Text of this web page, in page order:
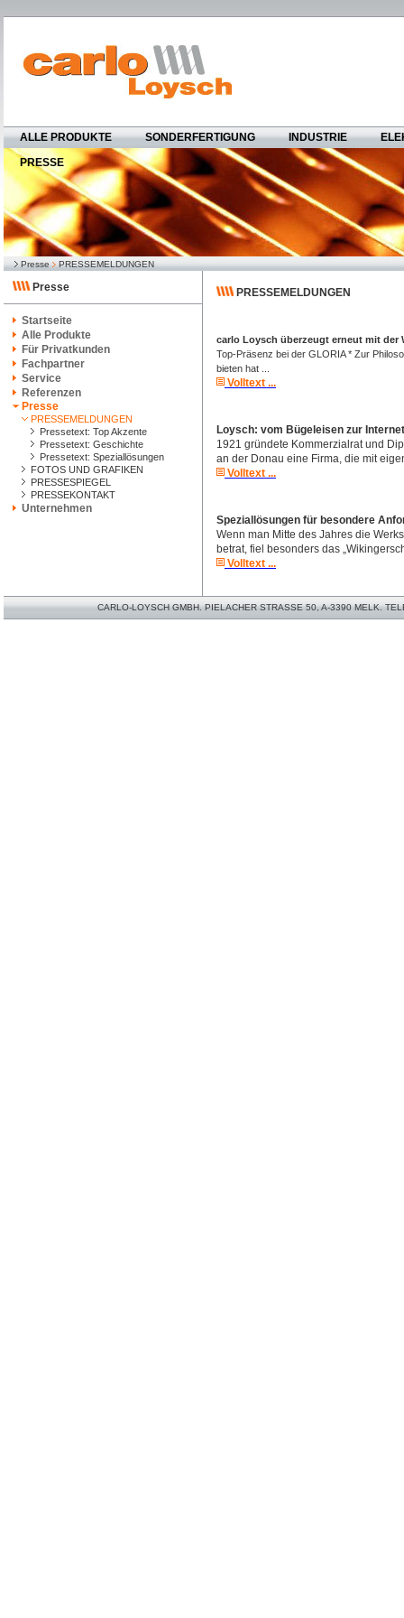
ALLE PRODUKTE SONDERFERTIGUNG INDUSTRIE
PRESSE
Presse PRESSEMELDUNGEN
Presse
Startseite
Alle Produkte
Für Privatkunden
Fachpartner
Service
Referenzen
Presse
PRESSEMELDUNGEN
Pressetext: Top Akzente
Pressetext: Geschichte
Pressetext: Speziallösungen
FOTOS UND GRAFIKEN
PRESSESPIEGEL
PRESSEKONTAKT
Unternehmen
PRESSEMELDUNGEN
carlo Loysch überzeugt erneut mit der
Top-Präsenz bei der GLORIA * Zur
bieten hat ...
Volltext ...
Loysch: vom Bügeleisen zur
1921 gründete Kommerzialrat und
an der Donau eine Firma, die mit
Volltext ...
Speziallösungen für besondere
Wenn man Mitte des Jahres die
betrat, fiel besonders das
Volltext ...
CARLO-LOYSCH GMBH. PIELACHER STRASSE 50, A-3390 MELK.